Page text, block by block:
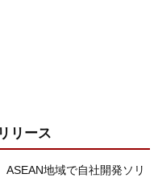
リース
地域で自社開発ソリ